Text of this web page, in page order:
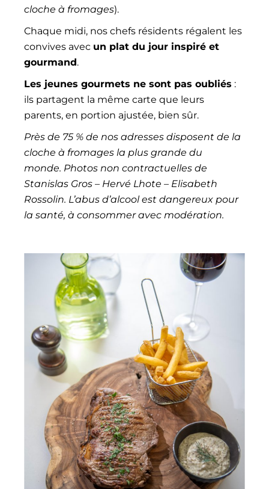
cloche à fromages).
Chaque midi, nos chefs résidents régalent les
convives avec un plat du jour inspiré et
gourmand.
Les jeunes gourmets ne sont pas oubliés :
ils partagent la même carte que leurs
parents, en portion ajustée, bien sûr.
Près de 75 % de nos adresses disposent de la
cloche à fromages la plus grande du
monde. Photos non contractuelles de
Stanislas Gros – Hervé Lhote – Elisabeth
Rossolin. L’abus d’alcool est dangereux pour
la santé, à consommer avec modération.